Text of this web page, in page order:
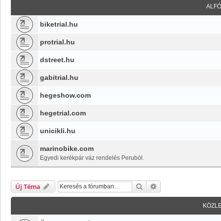
biketrial.hu
protrial.hu
dstreet.hu
gabitrial.hu
hegeshow.com
hegetrial.com
unicikli.hu
marinobike.com
Egyedi kerékpár váz rendelés Peruból.
Új Téma Keresés